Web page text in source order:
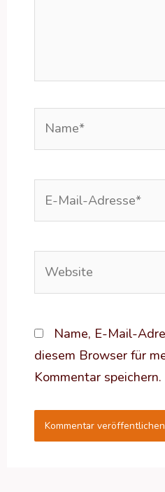
Name, E-Mail-
diesem Browser für
Kommentar speichern.